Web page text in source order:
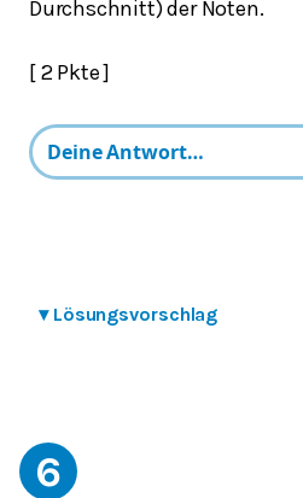
Durchschnitt) der Noten.
[ 2 Pkte ]
▾ Lösungsvorschlag
6